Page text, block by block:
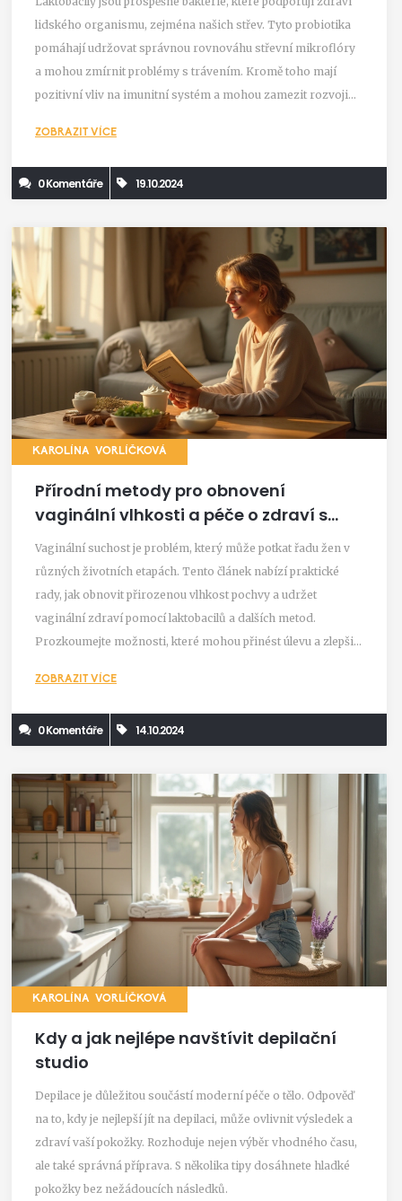
lidského organismu, zejména našich střev. Tyto probiotika
pomáhají udržovat správnou rovnováhu střevní mikroflóry
a mohou zmírnit problémy s trávením. Kromě toho mají
pozitivní vliv na imunitní systém a mohou zamezit rozvoji
účinky a možnosti konzumace.
ZOBRAZIT VÍCE
0 Komentáře 19.10.2024
KAROLÍNA VORLÍČKOVÁ
Přírodní metody pro obnovení
vaginální vlhkosti a péče o zdraví s
laktobacily
Vaginální suchost je problém, který může potkat řadu žen v
různých životních etapách. Tento článek nabízí praktické
rady, jak obnovit přirozenou vlhkost pochvy a udržet
vaginální zdraví pomocí laktobacilů a dalších metod.
Prozkoumejte možnosti, které mohou přinést úlevu a zlepšit
stravy a životního stylu na intimní pohodu. Objevte metody,
jak podpořit vyvážené prostředí v pochvě.
ZOBRAZIT VÍCE
0 Komentáře 14.10.2024
KAROLÍNA VORLÍČKOVÁ
Kdy a jak nejlépe navštívit depilační
studio
Depilace je důležitou součástí moderní péče o tělo. Odpověď
na to, kdy je nejlepší jít na depilaci, může ovlivnit výsledek a
zdraví vaší pokožky. Rozhoduje nejen výběr vhodného času,
ale také správná příprava. S několika tipy dosáhnete hladké
pokožky bez nežádoucích následků.